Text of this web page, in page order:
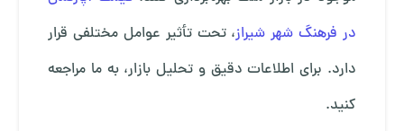
در فرهنگ شهر شیراز، تحت تأثیر عوامل مختلفی قرار
دارد. برای اطلاعات دقیق و تحلیل بازار، به ما مراجعه
کنید.